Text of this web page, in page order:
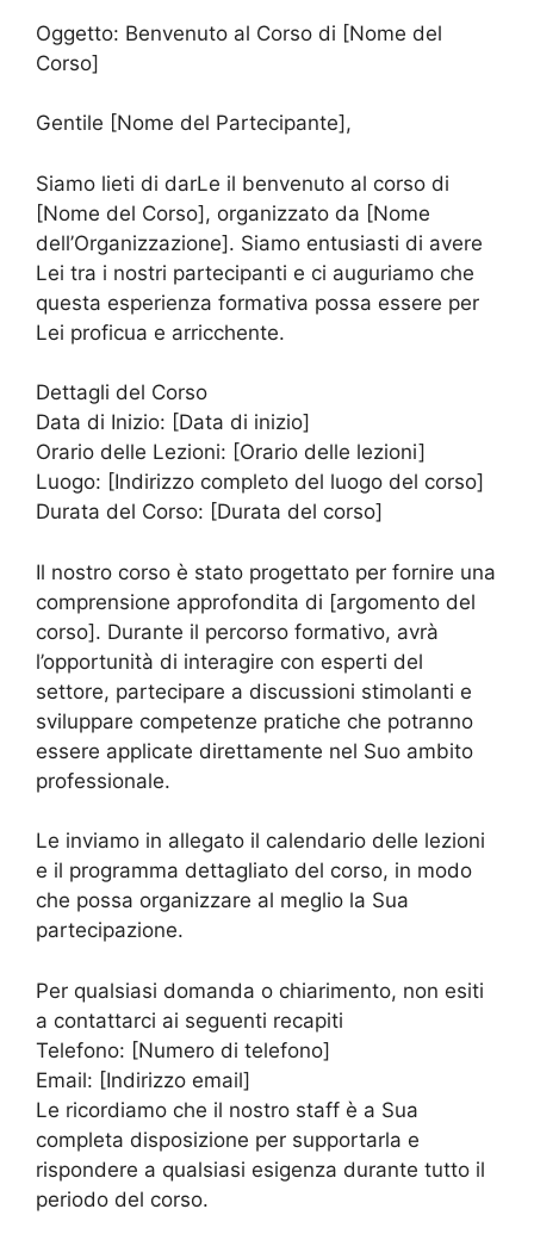
Oggetto: Benvenuto al Corso di [Nome del
Corso]
Gentile [Nome del Partecipante],
Siamo lieti di darLe il benvenuto al corso di
[Nome del Corso], organizzato da [Nome
dell’Organizzazione]. Siamo entusiasti di avere
Lei tra i nostri partecipanti e ci auguriamo che
questa esperienza formativa possa essere per
Lei proficua e arricchente.
Dettagli del Corso
Data di Inizio: [Data di inizio]
Orario delle Lezioni: [Orario delle lezioni]
Luogo: [Indirizzo completo del luogo del corso]
Durata del Corso: [Durata del corso]
Il nostro corso è stato progettato per fornire una
comprensione approfondita di [argomento del
corso]. Durante il percorso formativo, avrà
l’opportunità di interagire con esperti del
settore, partecipare a discussioni stimolanti e
sviluppare competenze pratiche che potranno
essere applicate direttamente nel Suo ambito
professionale.
Le inviamo in allegato il calendario delle lezioni
e il programma dettagliato del corso, in modo
che possa organizzare al meglio la Sua
partecipazione.
Per qualsiasi domanda o chiarimento, non esiti
a contattarci ai seguenti recapiti
Telefono: [Numero di telefono]
Email: [Indirizzo email]
Le ricordiamo che il nostro staff è a Sua
completa disposizione per supportarla e
rispondere a qualsiasi esigenza durante tutto il
periodo del corso.